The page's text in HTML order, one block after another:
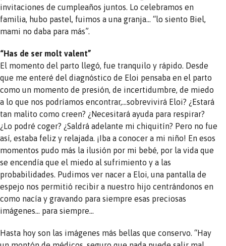
invitaciones de cumpleaños juntos. Lo celebramos en
familia, hubo pastel, fuimos a una granja… “lo siento Biel,
mami no daba para más”.
“Has de ser molt valent”
El momento del parto llegó, fue tranquilo y rápido. Desde
que me enteré del diagnóstico de Eloi pensaba en el parto
como un momento de presión, de incertidumbre, de miedo
a lo que nos podríamos encontrar,…sobrevivirá Eloi? ¿Estará
tan malito como creen? ¿Necesitará ayuda para respirar?
¿Lo podré coger? ¿Saldrá adelante mi chiquitín? Pero no fue
así, estaba feliz y relajada. ¡Iba a conocer a mi niño! En esos
momentos pudo más la ilusión por mi bebé, por la vida que
se encendía que el miedo al sufrimiento y a las
probabilidades. Pudimos ver nacer a Eloi, una pantalla de
espejo nos permitió recibir a nuestro hijo centrándonos en
como nacía y gravando para siempre esas preciosas
imágenes… para siempre…
Hasta hoy son las imágenes más bellas que conservo. “Hay